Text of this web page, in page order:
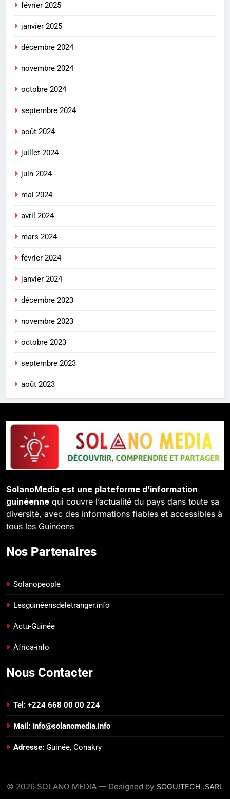
février 2025
janvier 2025
décembre 2024
novembre 2024
octobre 2024
septembre 2024
août 2024
juillet 2024
juin 2024
mai 2024
avril 2024
mars 2024
février 2024
janvier 2024
décembre 2023
novembre 2023
octobre 2023
septembre 2023
août 2023
SolanoMedia est une plateforme d’information
guinéenne qui couvre l’actualité du pays dans toute sa
diversité, avec des informations fiables et accessibles à
tous les Guinéens
Nos Partenaires
Solanopeople
Lesguinéensdeletranger.info
Actu-Guinée
Africa-info
Nous Contacter
Tel: +224 668 00 00 224
Mail: info@solanomedia.info
Adresse: Guinée, Conakry
© 2026 SOLANO MEDIA — Designed by SOGUITECH .SARL